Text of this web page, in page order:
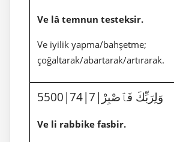
Ve lâ temnun testeksir.
Ve iyilik yapma/bahşetme;
çoğaltarak/abartarak/artırarak.
5500|74|7|وَلِرَبِّكَ فَٱصْبِرْ
Ve li rabbike fasbir.